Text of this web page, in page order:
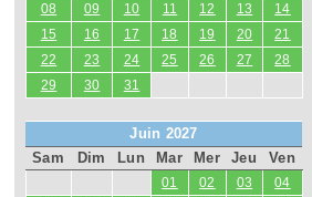
08
09 10 11 12 13
14
15
16 17 18 19 20
21
22
23 24 25 26 27
28
29
30 31
Juin 2027
Sam
Dim Lun Mar Mer Jeu Ven
01 02 03
04